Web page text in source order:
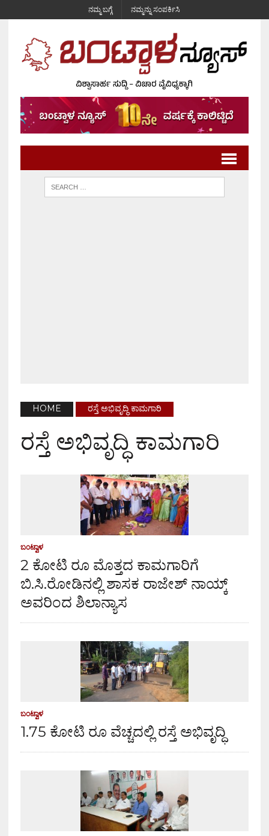
ನಮ್ಮ ಬಗ್ಗೆ ನಮ್ಮನ್ನು ಸಂಪರ್ಕಿಸಿ
HOME ರಸ್ತೆ ಅಭಿವೃದ್ಧಿ ಕಾಮಗಾರಿ
ರಸ್ತೆ ಅಭಿವೃದ್ಧಿ ಕಾಮಗಾರಿ
ಬಂಟ್ವಾಳ
2 ಕೋಟಿ ರೂ ಮೊತ್ತದ ಕಾಮಗಾರಿಗೆ
ಬಿ.ಸಿ.ರೋಡಿನಲ್ಲಿ ಶಾಸಕ ರಾಜೇಶ್ ನಾಯ್ಕ್
ಅವರಿಂದ ಶಿಲಾನ್ಯಾಸ
ಬಂಟ್ವಾಳ
1.75 ಕೋಟಿ ರೂ ವೆಚ್ಚದಲ್ಲಿ ರಸ್ತೆ ಅಭಿವೃದ್ಧಿ